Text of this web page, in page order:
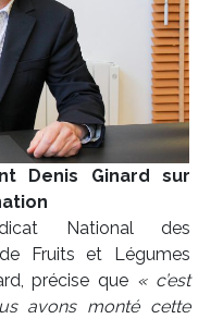
Denis Ginard sur
National des
Fruits et Légumes
précise que « c’est
avons monté cette